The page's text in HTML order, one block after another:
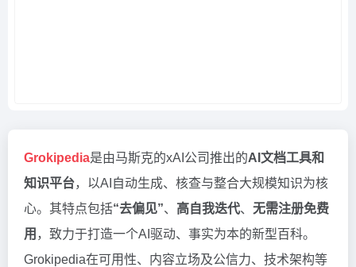
Grokipedia是由马斯克的xAI公司推出的AI文档工具和
知识平台，以AI自动生成、核查与整合大规模知识为核
心。其特点包括“去偏见”、 高自我迭代、 无需注册免费
用 ，致力于打造一个AI驱动、事实为本的新型百科。
Grokipedia在可用性、内容立场及公信力、技术架构等